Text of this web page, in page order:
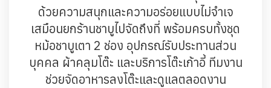
ด้วยความสนุกและความอร่อยแบบไม่จำเจ
เสมือนยกร้านชาบูไปจัดถึงที่ พร้อมครบทั้งชุด
หม้อชาบูเตา 2 ช่อง อุปกรณ์รับประทานส่วน
บุคคล ผ้าคลุมโต๊ะ และบริการโต๊ะเก้าอี้ ทีมงาน
ช่วยจัดอาหารลงโต๊ะและดูแลตลอดงาน